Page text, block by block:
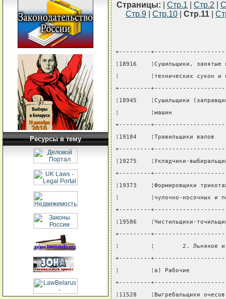
Ресурсы в тему
Страницы: Стр.1 Стр.2
Стр.9
Стр.10 Стр.11
+---------
¦18916    ¦Сушильщики,
¦         ¦технических сукон и
+---------
¦18945    ¦Сушильщики
¦         ¦машин
+---------
¦19184    ¦Травильщики
+---------
¦19275    ¦Укладчики-
+---------
¦19373    ¦Формировщики
¦         ¦чулочно-носочных
+---------
¦19586    ¦Чистильщики-
+---------
¦         ¦        2. Льняное и
+---------
¦         ¦а) Рабочие
+---------
¦11528